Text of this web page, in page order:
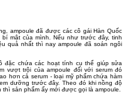
ampoule đã được các cô gái Hàn Quốc
mật của mình. Nếu như trước đây, tinh
quả nhất thì nay ampoule đã soán ngôi
đặc chứa các hoạt tính cụ thể giúp sửa
vượt trội của ampoule đối với serum đó
hơn cả serum - loại mỹ phẩm chứa hàm
dưỡng trước đây. Theo đó khi nồng độ
sản phẩm ấy mới được gọi là ampoule.